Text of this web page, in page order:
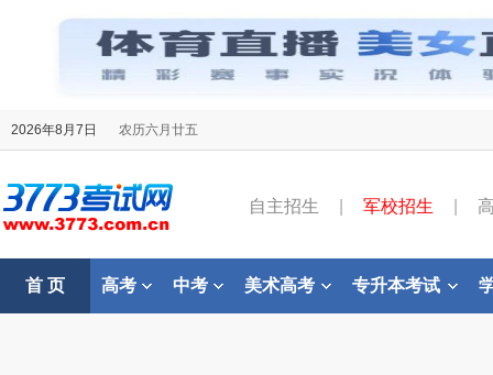
2026年8月7日 农历六月廿五
自主招生 军校招生
首 页 高考 中考 美术高考 专升本考试